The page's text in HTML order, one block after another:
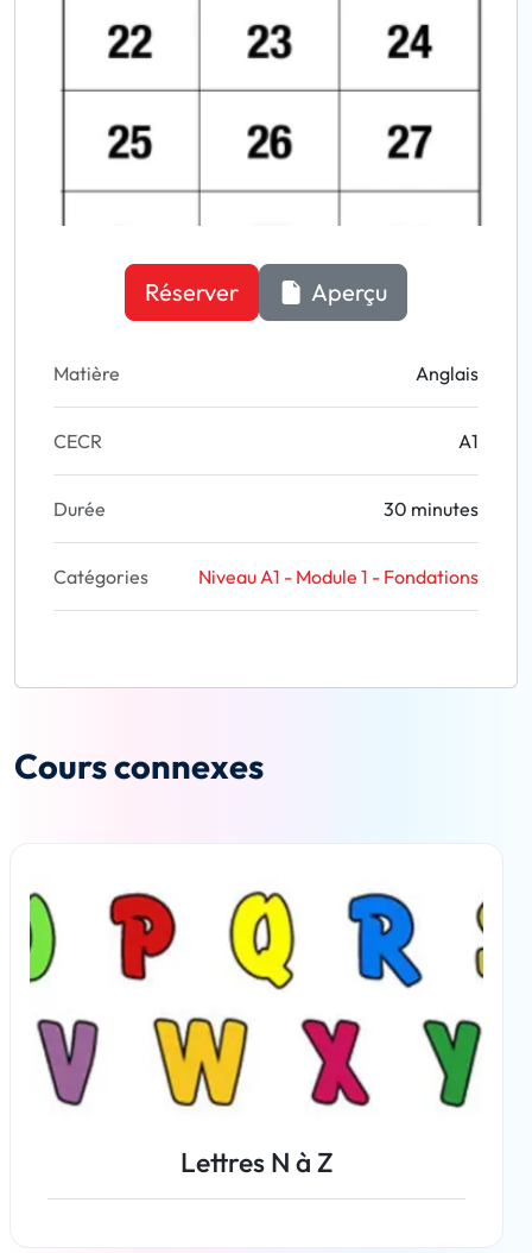
Réserver Aperçu
Matière Anglais
CECR A1
Durée 30 minutes
Catégories Niveau A1 - Module 1 - Fondations
Cours connexes
Lettres N à Z